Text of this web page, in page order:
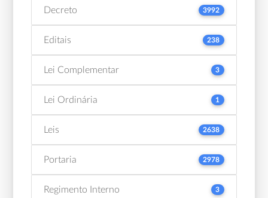
Decreto 3992
Editais 238
Lei Complementar 3
Lei Ordinária 1
Leis 2638
Portaria 2978
Regimento Interno 3